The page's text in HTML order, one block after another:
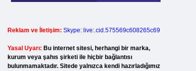
Reklam ve İletişim: Skype: live:.cid.575569c608265c69
Yasal Uyarı: Bu internet sitesi, herhangi bir marka,
kurum veya şahıs şirketi ile hiçbir bağlantısı
bulunmamaktadır. Sitede yalnızca kendi hazırladığımız